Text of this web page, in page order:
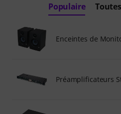
Populaire
Enceintes de
Préamplificateurs